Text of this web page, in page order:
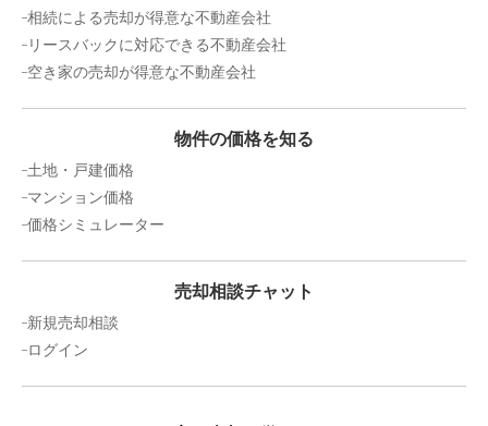
相続による売却が得意な不動産会社
リースバックに対応できる不動産会社
空き家の売却が得意な不動産会社
物件の価格を知る
土地・戸建価格
マンション価格
価格シミュレーター
売却相談チャット
新規売却相談
ログイン